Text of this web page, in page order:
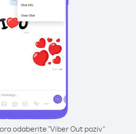
odaberite "Viber Out poziv"